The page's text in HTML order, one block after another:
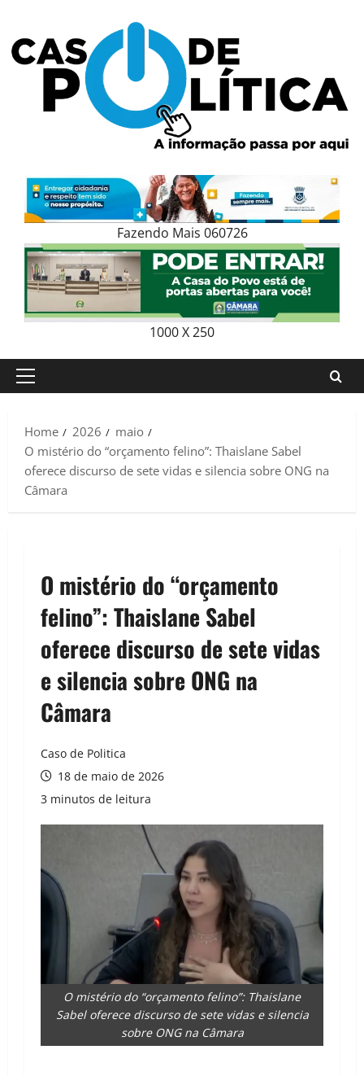
content
Fazendo Mais 060726
1000 X 250
Primary
Home
2026
maio
O mistério do “orçamento felino”: Thaislane Sabel
oferece discurso de sete vidas e silencia sobre ONG na
Câmara
O mistério do “orçamento
felino”: Thaislane Sabel
oferece discurso de sete vidas
e silencia sobre ONG na
Câmara
Caso de Politica
18 de maio de 2026
3 minutos de leitura
O mistério do “orçamento felino”: Thaislane
Sabel oferece discurso de sete vidas e silencia
sobre ONG na Câmara